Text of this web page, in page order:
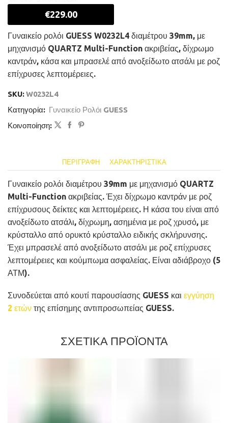
€229.00
Γυναικείο ρολόι GUESS W0232L4 διαμέτρου 39mm, με
μηχανισμό QUARTZ Multi-Function ακριβείας, δίχρωμο
καντράν, κάσα και μπρασελέ από ανοξείδωτο ατσάλι με ροζ
επίχρυσες λεπτομέρειες.
SKU:W0232L4
Κατηγορία: Γυναικείο Ρολόι GUESS
Κοινοποίηση:
ΠΕΡΙΓΡΑΦΉ ΧΑΡΑΚΤΗΡΙΣΤΙΚΆ
Γυναικείο ρολόι διαμέτρου 39mm με μηχανισμό QUARTZ
Multi-Function ακριβείας. Έχει δίχρωμο καντράν με ροζ
επίχρυσους δείκτες και λεπτομέρειες. Η κάσα του είναι από
ανοξείδωτο ατσάλι, δίχρωμη, ασημένια με ροζ χρυσό, με
κρύσταλλο από ορυκτό κρύσταλλο ειδικής σκλήρυνσης.
Έχει μπρασελέ από ανοξείδωτο ατσάλι με ροζ επίχρυσες
λεπτομέρειες και κούμπωμα ασφαλείας. Είναι αδιάβροχο (5
ΑΤΜ).
Συνοδεύεται από κουτί παρουσίασης GUESS και εγγύηση
2 ετών της επίσημης αντιπροσωπείας GUESS.
ΣΧΕΤΙΚΑ ΠΡΟΪΟΝΤΑ